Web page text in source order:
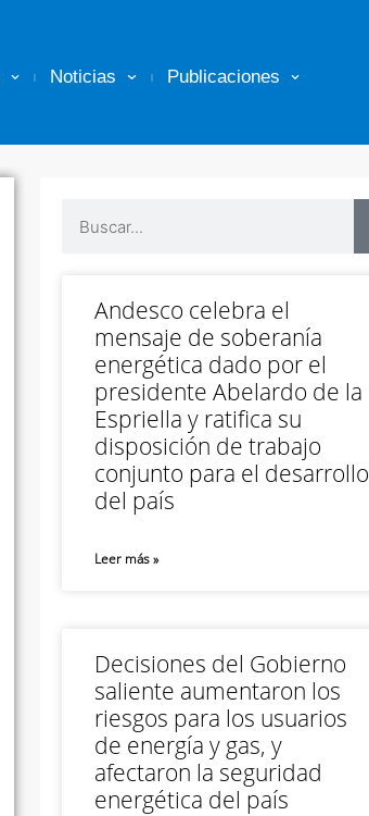
Noticias Publicaciones
Andesco celebra el
mensaje de soberanía
energética dado por el
presidente Abelardo de la
Espriella y ratifica su
disposición de trabajo
conjunto para el desarrollo
del país
Leer más »
Decisiones del Gobierno
saliente aumentaron los
riesgos para los usuarios
de energía y gas, y
afectaron la seguridad
energética del país